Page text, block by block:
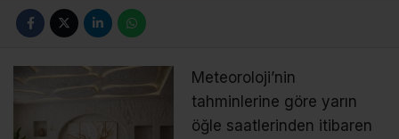
Meteoroloji’nin
tahminlerine göre yarın
öğle saatlerinden itibaren